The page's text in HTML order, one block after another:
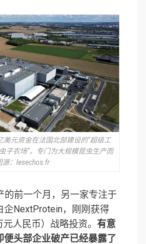
元资金在法国北部建设的“超级工
子农场”，专门为大规模昆虫生产而
源：lesechos.fr
的前一个月，另一家专注于
企NextProtein，刚刚获得
人民币）战略投资。 有意
便头部企业破产已经暴露了